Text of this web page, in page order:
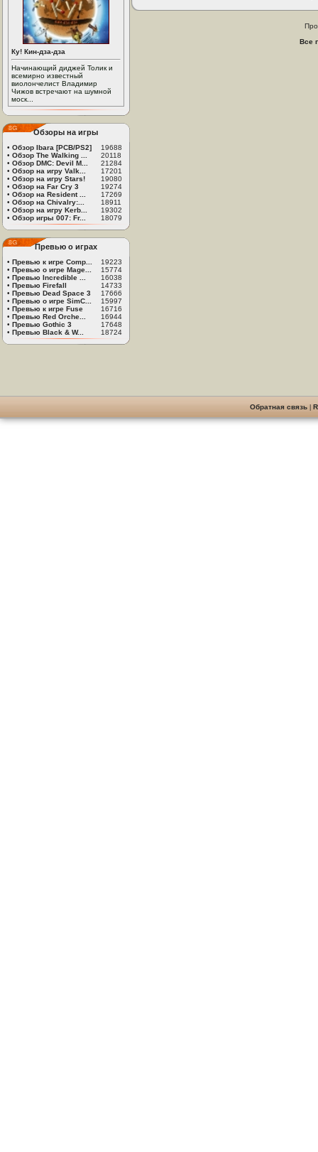
Ку! Кин-дза-дза
Начинающий диджей Толик и
всемирно известный
виолончелист Владимир
Чижов встречают на шумной
моск...
Обзоры на игры
• Обзор Ibara [PCB/PS2]
19688
• Обзор The Walking ...
20118
• Обзор DMC: Devil M...
21284
• Обзор на игру Valk...
17201
• Обзор на игру Stars!
19080
• Обзор на Far Cry 3
19274
• Обзор на Resident ...
17269
• Обзор на Chivalry:...
18911
• Обзор на игру Kerb...
19302
• Обзор игры 007: Fr... 18079
Превью о играх
• Превью к игре Comp...
19223
• Превью о игре Mage...
15774
• Превью Incredible ...
16038
• Превью Firefall
14733
• Превью Dead Space 3
17666
• Превью о игре SimC...
15997
• Превью к игре Fuse
16716
• Превью Red Orche...
16944
• Превью Gothic 3
17648
• Превью Black & W... 18724
Все
Обратная связь